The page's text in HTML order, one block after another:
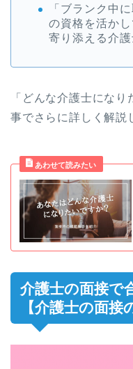
「ブランク中
の資格を活か
寄り添える介
「どんな介護士にな
事でさらに詳しく解説
介護士の面接で
【介護士の面接